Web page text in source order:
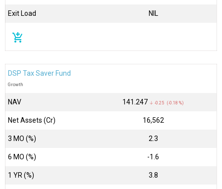
Exit Load NIL
add_shopping_cart
DSP Tax Saver Fund
Growth
NAV ₹141.247 ↓ -0.25 (-0.18 %)
Net Assets (Cr) ₹16,562
3 MO (%) 2.3
6 MO (%) -1.6
1 YR (%) 3.8